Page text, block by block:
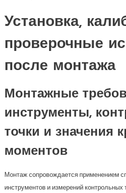
Установка,
проверочные
после монтажа
Монтажные
инструменты,
точки и значения
моментов
Монтаж сопровождается применением
инструментов и измерений контрольных